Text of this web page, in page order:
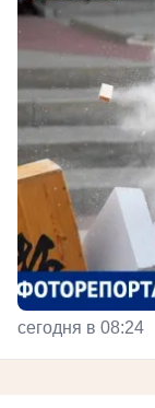
сегодня в 08:24